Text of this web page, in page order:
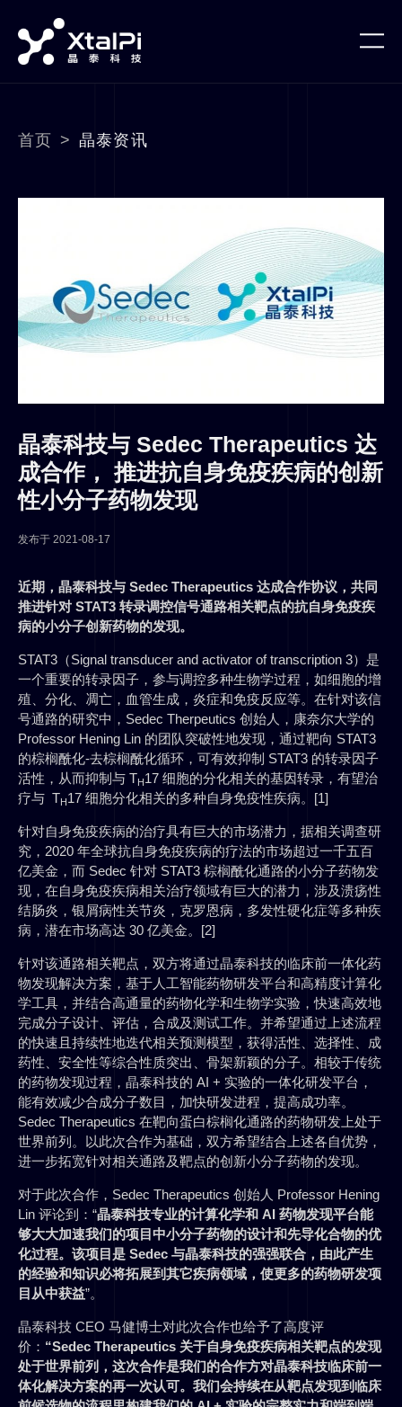
首页 > 晶泰资讯
晶泰科技与 Sedec Therapeutics 达
成合作， 推进抗自身免疫疾病的创新
性小分子药物发现
发布于 2021-08-17
近期，晶泰科技与 Sedec Therapeutics 达成合作协议，共同
推进针对 STAT3 转录调控信号通路相关靶点的抗自身免疫疾
病的小分子创新药物的发现。
STAT3（Signal transducer and activator of transcription 3）是
一个重要的转录因子，参与调控多种生物学过程，如细胞的增
殖、分化、凋亡，血管生成，炎症和免疫反应等。在针对该信
号通路的研究中，Sedec Therpeutics 创始人，康奈尔大学的
Professor Hening Lin 的团队突破性地发现，通过靶向 STAT3
的棕榈酰化-去棕榈酰化循环，可有效抑制 STAT3 的转录因子
活性，从而抑制与 TH 17 细胞的分化相关的基因转录，有望治
疗与 TH 17 细胞分化相关的多种自身免疫性疾病。[1]
针对自身免疫疾病的治疗具有巨大的市场潜力，据相关调查研
究，2020 年全球抗自身免疫疾病的疗法的市场超过一千五百
亿美金，而 Sedec 针对 STAT3 棕榈酰化通路的小分子药物发
现，在自身免疫疾病相关治疗领域有巨大的潜力，涉及溃疡性
结肠炎，银屑病性关节炎，克罗恩病，多发性硬化症等多种疾
病，潜在市场高达 30 亿美金。[2]
针对该通路相关靶点，双方将通过晶泰科技的临床前一体化药
物发现解决方案，基于人工智能药物研发平台和高精度计算化
学工具，并结合高通量的药物化学和生物学实验，快速高效地
完成分子设计、评估，合成及测试工作。并希望通过上述流程
的快速且持续性地迭代相关预测模型，获得活性、选择性、成
药性、安全性等综合性质突出、骨架新颖的分子。相较于传统
的药物发现过程，晶泰科技的 AI + 实验的一体化研发平台，
能有效减少合成分子数目，加快研发进程，提高成功率。
Sedec Therapeutics 在靶向蛋白棕榈化通路的药物研发上处于
世界前列。以此次合作为基础，双方希望结合上述各自优势，
进一步拓宽针对相关通路及靶点的创新小分子药物的发现。
对于此次合作，Sedec Therapeutics 创始人 Professor Hening
Lin 评论到：“晶泰科技专业的计算化学和 AI 药物发现平台能
够大大加速我们的项目中小分子药物的设计和先导化合物的优
化过程。该项目是 Sedec 与晶泰科技的强强联合，由此产生
的经验和知识必将拓展到其它疾病领域，使更多的药物研发项
目从中获益”。
晶泰科技 CEO 马健博士对此次合作也给予了高度评
价： “Sedec Therapeutics 关于自身免疫疾病相关靶点的发现
处于世界前列，这次合作是我们的合作方对晶泰科技临床前一
体化解决方案的再一次认可。我们会持续在从靶点发现到临床